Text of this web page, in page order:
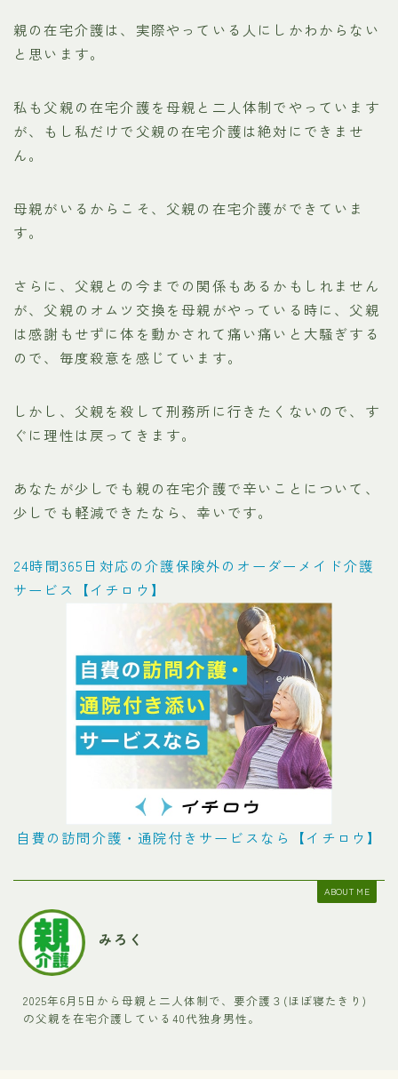
親の在宅介護は、実際やっている人にしかわからない
と思います。
私も父親の在宅介護を母親と二人体制でやっています
が、もし私だけで父親の在宅介護は絶対にできませ
ん。
母親がいるからこそ、父親の在宅介護ができていま
す。
さらに、父親との今までの関係もあるかもしれません
が、父親のオムツ交換を母親がやっている時に、父親
は感謝もせずに体を動かされて痛い痛いと大騒ぎする
ので、毎度殺意を感じています。
しかし、父親を殺して刑務所に行きたくないので、す
ぐに理性は戻ってきます。
あなたが少しでも親の在宅介護で辛いことについて、
少しでも軽減できたなら、幸いです。
24時間365日対応の介護保険外のオーダーメイド介護
サービス【イチロウ】
自費の訪問介護・通院付きサービスなら【イチロウ】
ABOUT ME
みろく
2025年6月5日から母親と二人体制で、要介護３(ほぼ寝たきり)
の父親を在宅介護している40代独身男性。